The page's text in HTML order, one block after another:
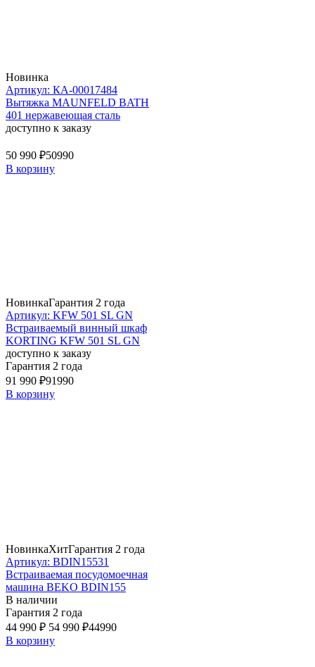
Новинка
Артикул: КА-00017484
Вытяжка MAUNFELD BATH
401 нержавеющая сталь
доступно к заказу
50 990 ₽50990
В корзину
НовинкаГарантия 2 года
Артикул: KFW 501 SL GN
Встраиваемый винный шкаф
KORTING KFW 501 SL GN
доступно к заказу
Гарантия 2 года
91 990 ₽91990
В корзину
НовинкаХитГарантия 2 года
Артикул: BDIN15531
Встраиваемая посудомоечная
машина BEKO BDIN155
В наличии
Гарантия 2 года
44 990 ₽ 54 990 ₽44990
В корзину